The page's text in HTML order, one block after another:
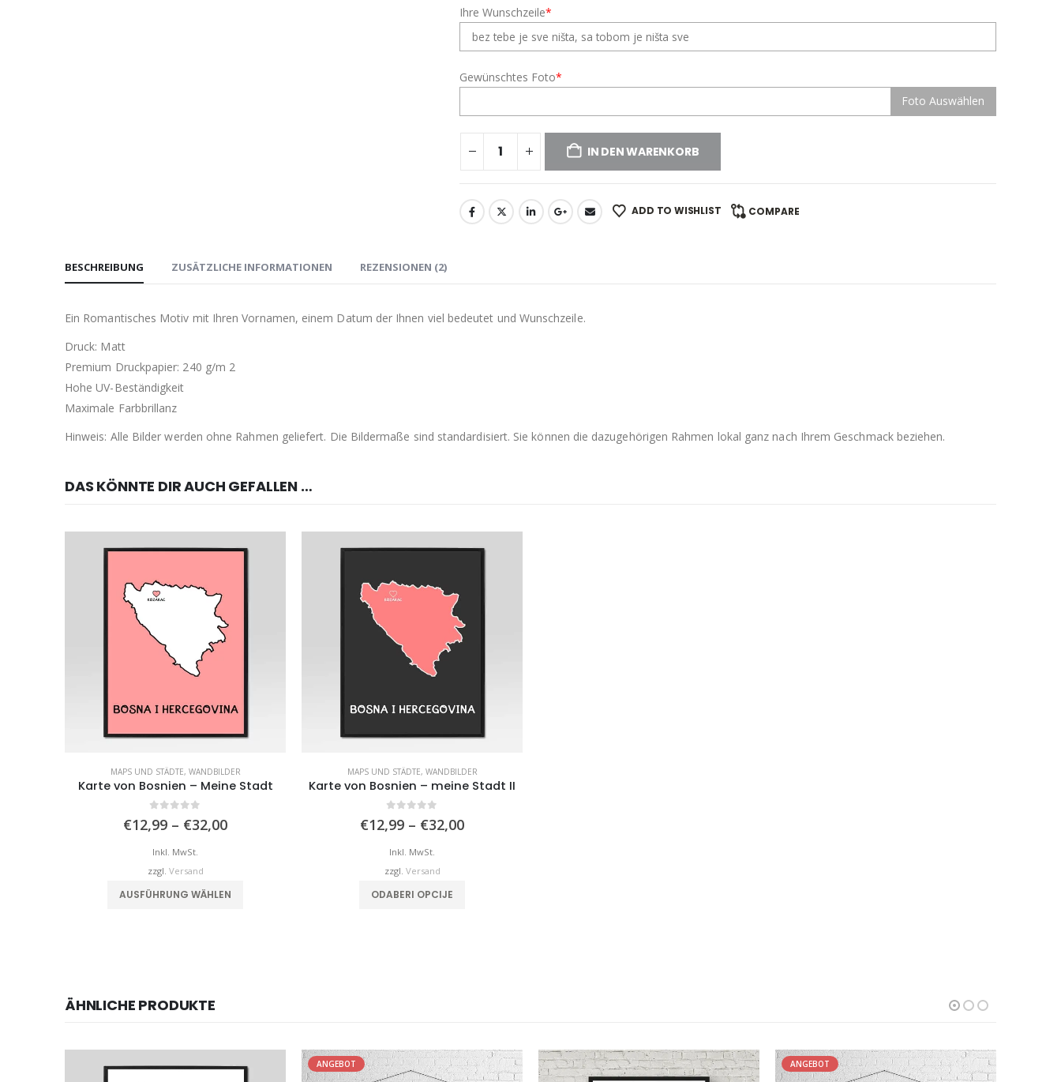
Ihre Wunschzeile*
Gewünschtes Foto*
Foto Auswählen
IN DEN WARENKORB
ADD TO WISHLIST COMPARE
BESCHREIBUNG ZUSÄTZLICHE INFORMATIONEN REZENSIONEN (2)
Ein Romantisches Motiv mit Ihren Vornamen, einem Datum der Ihnen viel bedeutet und Wunschzeile.
Druck: Matt
Premium Druckpapier: 240 g/m 2
Hohe UV-Beständigkeit
Maximale Farbbrillanz
Hinweis: Alle Bilder werden ohne Rahmen geliefert. Die Bildermaße sind standardisiert. Sie können die dazugehörigen Rahmen lokal ganz nach Ihrem Geschmack beziehen.
DAS KÖNNTE DIR AUCH GEFALLEN …
MAPS UND STÄDTE, WANDBILDER
Karte von Bosnien – Meine Stadt
€12,99 – €32,00Preisspanne:
Inkl. MwSt.
zzgl. Versand
AUSFÜHRUNG WÄHLEN
MAPS UND STÄDTE, WANDBILDER
Karte von Bosnien – meine Stadt II
€12,99 – €32,00Preisspanne:
Inkl. MwSt.
zzgl. Versand
ODABERI OPCIJE
ÄHNLICHE PRODUKTE
ANGEBOT ANGEBOT